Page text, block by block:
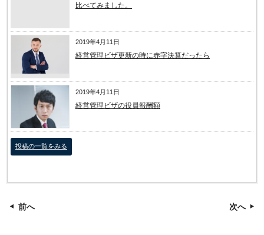
比べてみました。
2019年4月11日
経営管理ビザ更新の時に赤字決算だったら
2019年4月11日
経営管理ビザの役員報酬額
投稿の一覧をみる
前へ 次へ